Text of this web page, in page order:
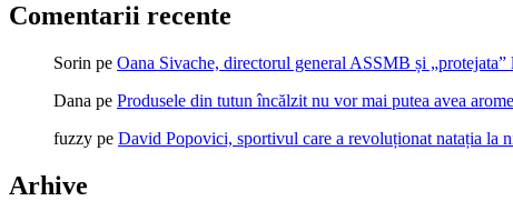
Comentarii recente
Sorin pe Oana Sivache, directorul general ASSMB și
Dana pe Produsele din tutun încălzit nu vor mai putea avea arome
fuzzy pe David Popovici, sportivul care a revoluționat natația la
Arhive